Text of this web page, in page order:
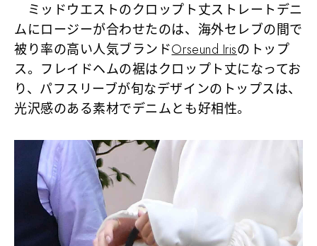
ミッドウエストのクロップト丈ストレートデニ
ムにロージーが合わせたのは、海外セレブの間で
被り率の高い人気ブランドOrseund Irisのトップ
ス。フレイドヘムの裾はクロップト丈になってお
り、パフスリーブが旬なデザインのトップスは、
光沢感のある素材でデニムとも好相性。